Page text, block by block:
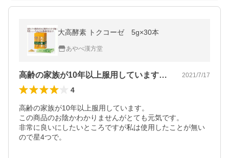
大高酵素 トクコーゼ 5g×30本
あやべ漢方堂
高齢の家族が10年以上服用しています。… 2021/7/17
4
高齢の家族が10年以上服用しています。
この商品のお陰かわかりませんがとても元気です。
非常に良いにしたいところですが私は使用したことが無い
ので星4つで。